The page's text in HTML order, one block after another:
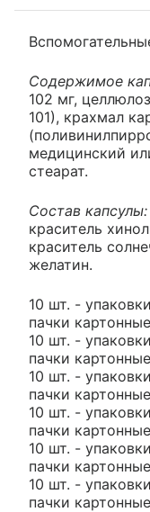
Содержимое
102 мг,
101), крахмал
медицинский
стеарат.
Состав капсулы:
краситель
краситель
желатин.
10 шт. -
пачки
10 шт. -
пачки
10 шт. -
пачки
10 шт. -
пачки
10 шт. -
пачки
10 шт. -
пачки